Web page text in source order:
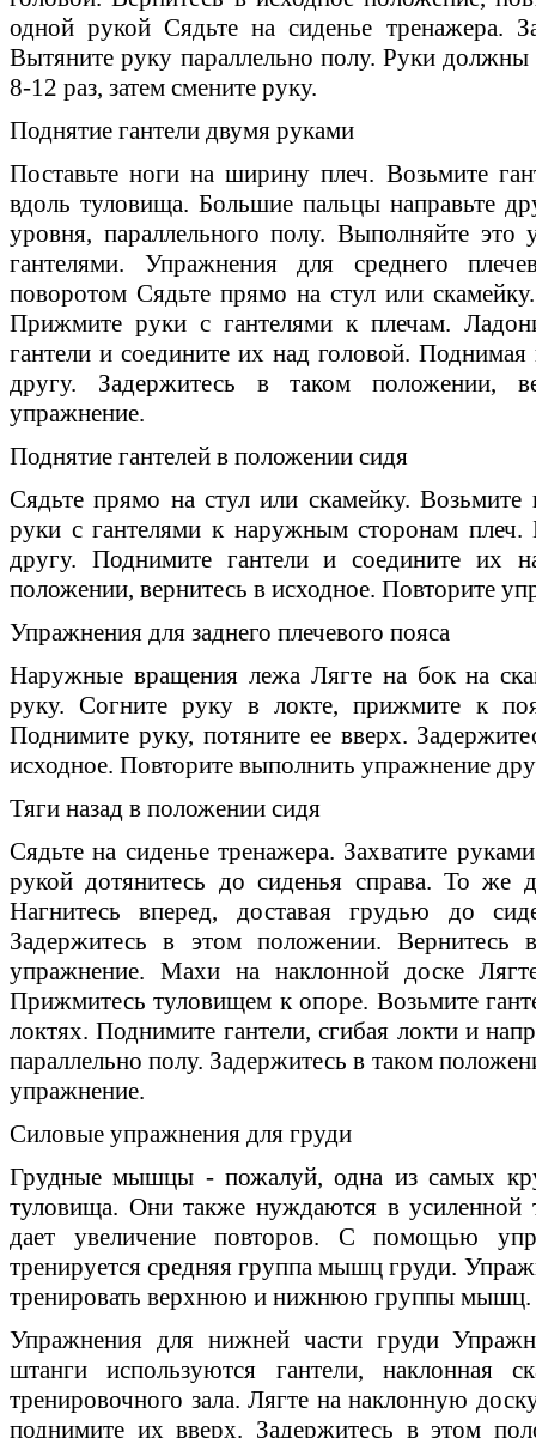
одной рукой Сядьте на сиденье тренажера.
Вытяните руку параллельно полу. Руки
8-12 раз, затем смените руку.
Поднятие гантели двумя руками
Поставьте ноги на ширину плеч. Возьмите
вдоль туловища. Большие пальцы направьте
уровня, параллельного полу. Выполняйте
гантелями. Упражнения для среднего
поворотом Сядьте прямо на стул или
Прижмите руки с гантелями к плечам.
гантели и соедините их над головой. Поднимая
другу. Задержитесь в таком положении,
упражнение.
Поднятие гантелей в положении сидя
Сядьте прямо на стул или скамейку.
руки с гантелями к наружным сторонам
другу. Поднимите гантели и соедините их
положении, вернитесь в исходное. Повторите
Упражнения для заднего плечевого пояса
Наружные вращения лежа Лягте на бок на
руку. Согните руку в локте, прижмите к
Поднимите руку, потяните ее вверх.
исходное. Повторите выполнить упражнение
Тяги назад в положении сидя
Сядьте на сиденье тренажера. Захватите
рукой дотянитесь до сиденья справа. То же
Нагнитесь вперед, доставая грудью до
Задержитесь в этом положении. Вернитесь
упражнение. Махи на наклонной доске
Прижмитесь туловищем к опоре. Возьмите
локтях. Поднимите гантели, сгибая локти и
параллельно полу. Задержитесь в таком
упражнение.
Силовые упражнения для груди
Грудные мышцы - пожалуй, одна из самых
туловища. Они также нуждаются в усиленной
дает увеличение повторов. С помощью
тренируется средняя группа мышц груди.
тренировать верхнюю и нижнюю группы мышц.
Упражнения для нижней части груди
штанги используются гантели, наклонная
тренировочного зала. Лягте на наклонную
поднимите их вверх. Задержитесь в этом